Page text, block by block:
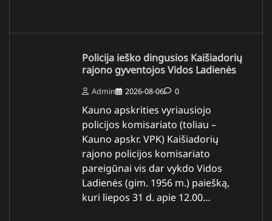
Policija ieško dingusios Kaišiadorių
rajono gyventojos Vidos Ladienės
Admin 2026-08-06 0
Kauno apskrities vyriausiojo
policijos komisariato (toliau –
Kauno apskr. VPK) Kaišiadorių
rajono policijos komisariato
pareigūnai vis dar vykdo Vidos
Ladienės (gim. 1956 m.) paiešką,
kuri liepos 31 d. apie 12.00…